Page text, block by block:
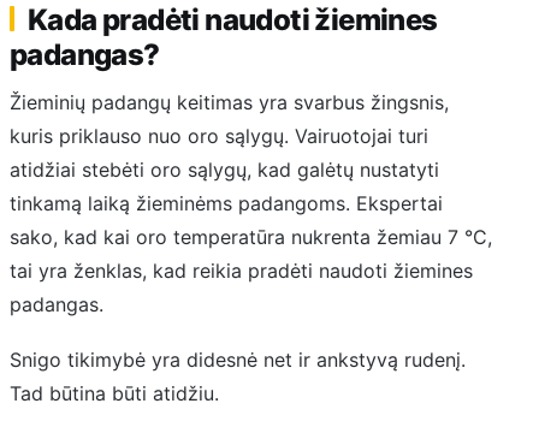
Kada pradėti naudoti žiemines
padangas?
Žieminių padangų keitimas yra svarbus žingsnis,
kuris priklauso nuo oro sąlygų. Vairuotojai turi
atidžiai stebėti oro sąlygų, kad galėtų nustatyti
tinkamą laiką žieminėms padangoms. Ekspertai
sako, kad kai oro temperatūra nukrenta žemiau 7 °C,
tai yra ženklas, kad reikia pradėti naudoti žiemines
padangas.
Snigo tikimybė yra didesnė net ir ankstyvą rudenį.
Tad būtina būti atidžiu.